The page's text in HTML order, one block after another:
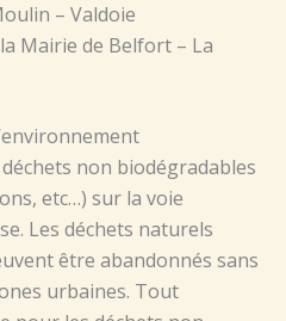
– Valdoie
Mairie de Belfort – La
non biodégradables
etc…) sur la voie
Les déchets naturels
être abandonnés sans
urbaines. Tout